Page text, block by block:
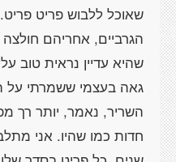
שאוכל ללבוש פריט
הגרביים, אחריהם
שהיא עדיין נראית טוב
גאה בעצמי ששמרתי על
השריר, נאמר, יותר רך
חדות כמו שהיו. אני